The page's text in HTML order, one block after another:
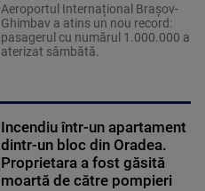
Aeroportul Internațional Brașov-
Ghimbav a atins un nou record:
pasagerul cu numărul 1.000.000 a
aterizat sâmbătă.
Incendiu într-un apartament
dintr-un bloc din Oradea.
Proprietara a fost găsită
moartă de către pompieri